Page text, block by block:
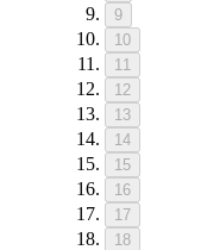
9
10
11
12
13
14
15
16
17
18